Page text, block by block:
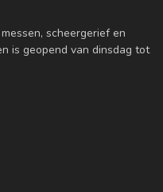
scheergerief en
is geopend van dinsdag tot